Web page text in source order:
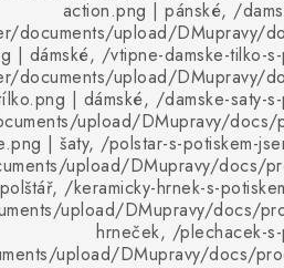
action.png | pánské, /
documents/upload/DMupravy/
| dámské, /vtipne-damske-tilko-
documents/upload/DMupravy/
| dámské, /damske-saty-
upload/DMupravy/docs/
| šaty, /polstar-s-potiskem-
upload/DMupravy/docs/
/keramicky-hrnek-s-
upload/DMupravy/docs/
hrneček, /plechacek-
upload/DMupravy/docs/